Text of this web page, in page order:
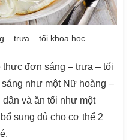
– trưa – tối khoa học
đơn sáng – trưa – tối
như một Nữ hoàng –
và ăn tối như một
sung đủ cho cơ thể 2